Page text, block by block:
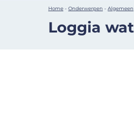
Home - Onderwerpen - Algemeen
Loggia